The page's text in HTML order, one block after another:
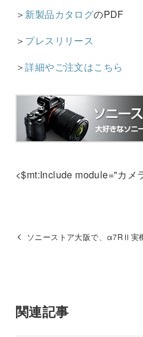
＞ 新製品カタログのPDF
＞ プレスリリース
＞詳細やご注文はこちら
<$mt:Include module="カメ
ソニーストア大阪で、α7RⅡ実
関連記事